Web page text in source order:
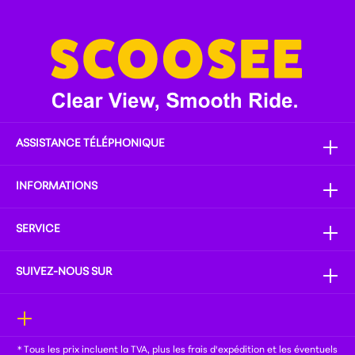
SUIVEZ-NOUS SUR
ASSISTANCE TÉLÉPHONIQUE
INFORMATIONS
SERVICE
* Tous les prix incluent la TVA, plus les frais d'expédition et les éventuels